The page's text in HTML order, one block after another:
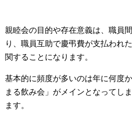
親睦会の目的や存在意義は、職員
り、職員互助で慶弔費が支払われ
関することになります。
基本的に頻度が多いのは年に何度
まる飲み会」がメインとなってし
ます。